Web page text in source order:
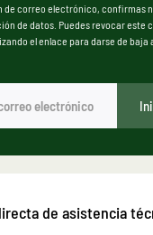
de correo electrónico, confirmas
de datos. Puedes revocar este
el enlace para darse de baja
de asistencia